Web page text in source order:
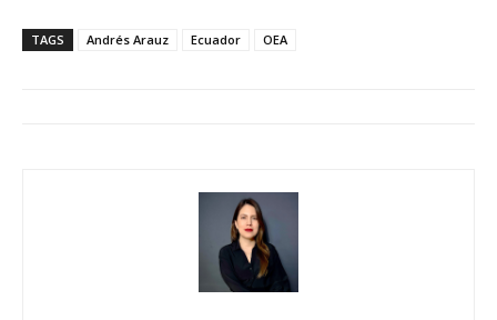
TAGS Andrés Arauz Ecuador OEA